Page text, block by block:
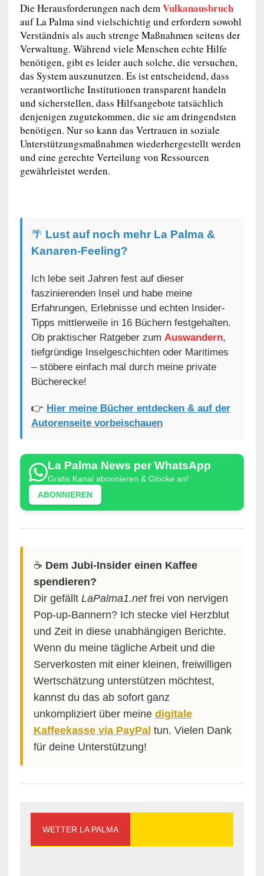
Die Herausforderungen nach demVulkanausbruch
auf La Palma sind vielschichtig und erfordern sowohl
Verständnis als auch strenge Maßnahmen seitens der
Verwaltung. Während viele Menschen echte Hilfe
benötigen, gibt es leider auch solche, die versuchen,
das System auszunutzen. Es ist entscheidend, dass
verantwortliche Institutionen transparent handeln
und sicherstellen, dass Hilfsangebote tatsächlich
denjenigen zugutekommen, die sie am dringendsten
benötigen. Nur so kann das Vertrauen in soziale
Unterstützungsmaßnahmen wiederhergestellt werden
und eine gerechte Verteilung von Ressourcen
gewährleistet werden.
🌴 Lust auf noch mehr La Palma &
Kanaren-Feeling?
Ich lebe seit Jahren fest auf dieser
faszinierenden Insel und habe meine
Erfahrungen, Erlebnisse und echten Insider-
Tipps mittlerweile in 16 Büchern festgehalten.
Ob praktischer Ratgeber zum Auswandern,
tiefgründige Inselgeschichten oder Maritimes
– stöbere einfach mal durch meine private
Bücherecke!
👉 Hier meine Bücher entdecken & auf der
Autorenseite vorbeischauen
La Palma News per WhatsApp
Gratis Kanal abonnieren & Glocke an!
ABONNIEREN
☕️ Dem Jubi-Insider einen Kaffee
spendieren?
Dir gefällt LaPalma1.netfrei von nervigen
Pop-up-Bannern? Ich stecke viel Herzblut
und Zeit in diese unabhängigen Berichte.
Wenn du meine tägliche Arbeit und die
Serverkosten mit einer kleinen, freiwilligen
Wertschätzung unterstützen möchtest,
kannst du das ab sofort ganz
unkompliziert über meine digitale
Kaffeekasse via PayPal tun. Vielen Dank
für deine Unterstützung!
WETTER LA PALMA